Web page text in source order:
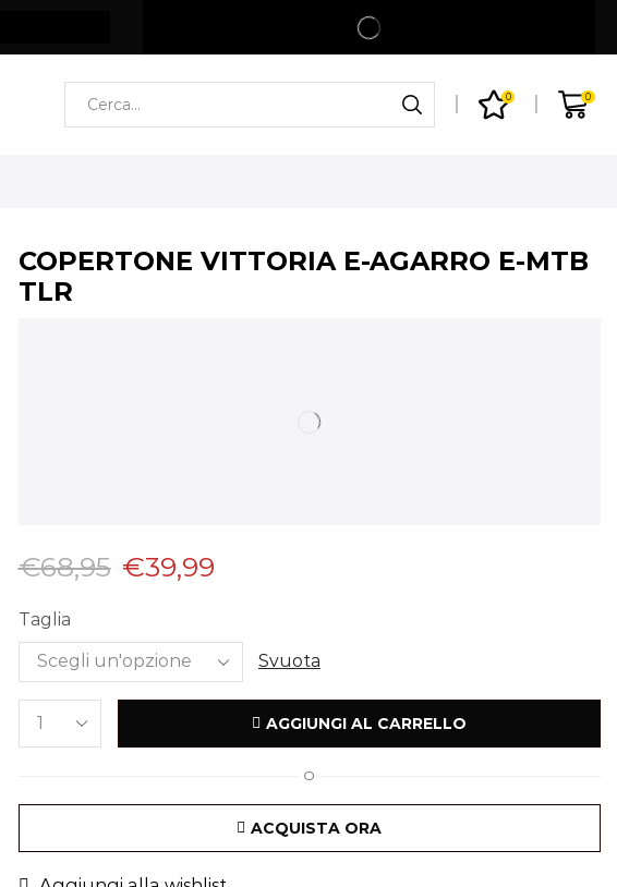
Spedizione gratuita per ordini superiori a 99€
0 0
COPERTONE VITTORIA E-AGARRO E-MTB
TLR
€68,95 €39,99
Taglia
Svuota
AGGIUNGI AL CARRELLO
O
ACQUISTA ORA